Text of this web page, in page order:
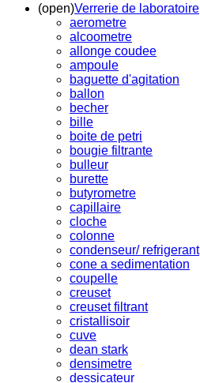
(open)Verrerie de laboratoire
aerometre
alcoometre
allonge coudee
ampoule
baguette d'agitation
ballon
becher
bille
boite de petri
bougie filtrante
bulleur
burette
butyrometre
capillaire
cloche
colonne
condenseur/ refrigerant
cone a sedimentation
coupelle
creuset
creuset filtrant
cristallisoir
cuve
dean stark
densimetre
dessicateur